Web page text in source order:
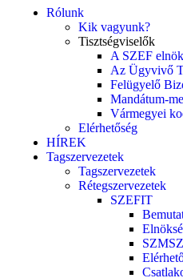
Rólunk
Kik vagyunk?
Tisztségviselők
A SZEF
Az Ügyvivő
Felügyelő
Mandátum-
Vármegyei
Elérhetőség
HÍREK
Tagszervezetek
Tagszervezetek
Rétegszervezetek
SZEFIT
SZMSZ